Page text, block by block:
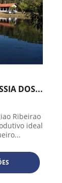
DOS...
Ribeirao
ideal